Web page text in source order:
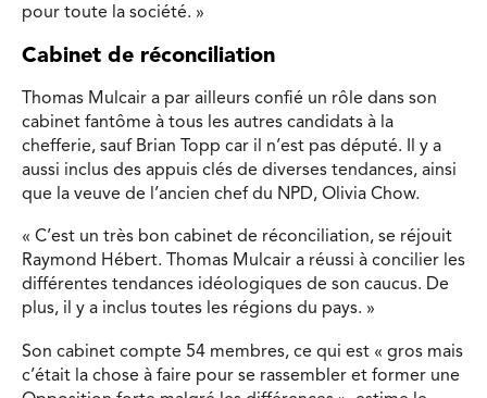
pour toute la société. »
Cabinet de réconciliation
Thomas Mulcair a par ailleurs confié un rôle dans son
cabinet fantôme à tous les autres candidats à la
chefferie, sauf Brian Topp car il n’est pas député. Il y a
aussi inclus des appuis clés de diverses tendances, ainsi
que la veuve de l’ancien chef du NPD, Olivia Chow.
« C’est un très bon cabinet de réconciliation, se réjouit
Raymond Hébert. Thomas Mulcair a réussi à concilier les
différentes tendances idéologiques de son caucus. De
plus, il y a inclus toutes les régions du pays. »
Son cabinet compte 54 membres, ce qui est « gros mais
c’était la chose à faire pour se rassembler et former une